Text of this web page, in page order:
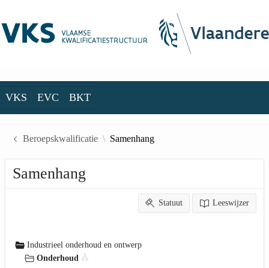
VKS EVC BKT
Beroepskwalificatie Samenhang
Samenhang
Statuut Leeswijzer
Industrieel onderhoud en ontwerp
Onderhoud